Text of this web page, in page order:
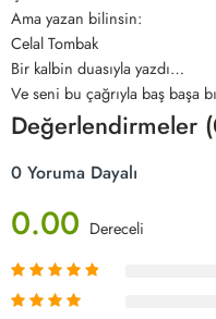
Ama yazan bilinsin:
Celal Tombak
Bir kalbin duasıyla yazdı…
Ve seni bu çağrıyla baş başa
Değerlendirmeler
0 Yoruma Dayalı
0.00 Dereceli